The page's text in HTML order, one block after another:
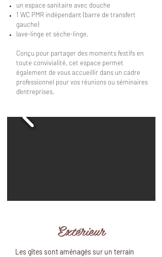
un espace sanitaire avec douche
1 WC PMR indépendant (barre de transfert
gauche)
lave-linge et sèche-linge.
Conçu pour partager des moments festifs en
toute convivialité, cet espace permet
également de vous accueillir dans un cadre
professionnel pour vos réunions ou séminaires
d’entreprises.
Extérieur
Les gîtes sont aménagés sur un terrain